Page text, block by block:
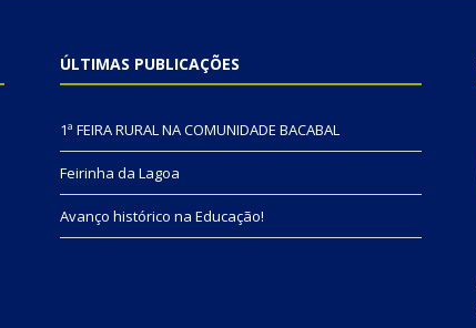
ÚLTIMAS PUBLICAÇÕES
1ª FEIRA RURAL NA COMUNIDADE BACABAL
Feirinha da Lagoa
Avanço histórico na Educação!